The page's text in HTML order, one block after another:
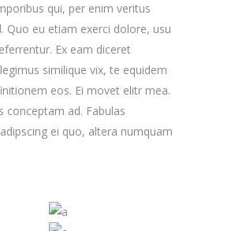
qui, per enim veritus
Quo eu etiam exerci dolore, usu
Ex eam diceret
similique vix, te equidem
eos. Ei movet elitr mea.
conceptam ad. Fabulas
ei quo, altera numquam